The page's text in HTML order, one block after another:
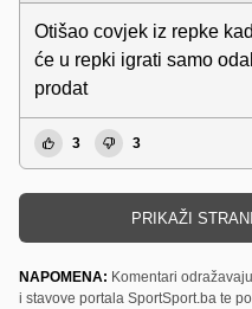
Otišao covjek iz repke
će u repki igrati samo
prodat
3 3
PRIKAŽI
NAPOMENA: Komentari
i stavove portala SportSport.ba te